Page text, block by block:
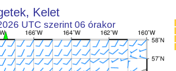
Kelet
UTC szerint 06 órakor